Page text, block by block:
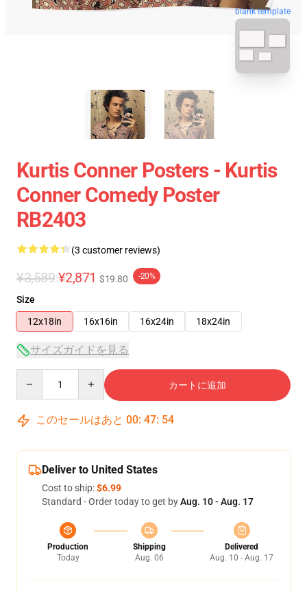
blank template
Kurtis Conner Posters - Kurtis
Conner Comedy Poster
RB2403
(3 customer reviews)
¥3,589 ¥2,871 $19.80 -20%
Size
12x18in
16x16in 16x24in 18x24in
サイズガイドを見る
カートに追加
このセールはあと 00: 47: 54
Deliver to United States
Cost to ship:$6.99
Standard - Order today to get byAug. 10 - Aug. 17
Production
Today
Shipping
Aug. 06
Delivered
Aug. 10 - Aug. 17